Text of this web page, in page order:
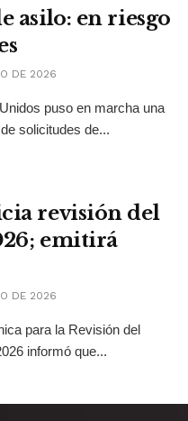
asilo: en riesgo
DE 2026
puso en marcha una
solicitudes de...
revisión del
emitirá
DE 2026
para la Revisión del
informó que...